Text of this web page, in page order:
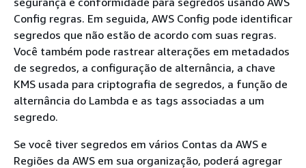
Config regras. Em seguida, AWS Config pode identificar
segredos que não estão de acordo com suas regras.
Você também pode rastrear alterações em metadados
de segredos, a configuração de alternância, a chave
KMS usada para criptografia de segredos, a função de
alternância do Lambda e as tags associadas a um
segredo.
Se você tiver segredos em vários Contas da AWS e
Regiões da AWS em sua organização, poderá agregar